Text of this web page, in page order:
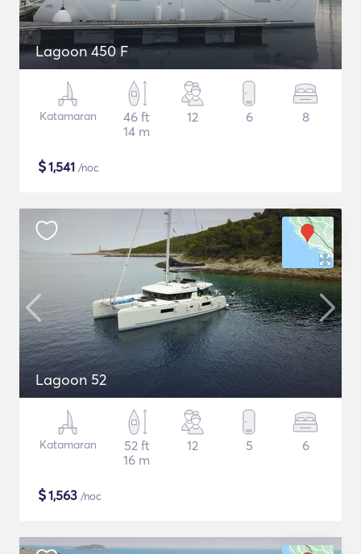
Lagoon 450 F
Katamaran
46 ft
14 m
12 6 8
$1,541 /noc
Lagoon 52
Katamaran
52 ft
16 m
12 5 6
$1,563 /noc